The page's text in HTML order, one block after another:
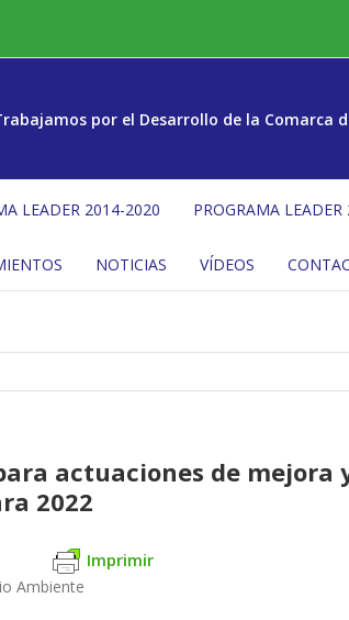
por el Desarrollo de la Comarca
LEADER 2014-2020 PROGRAMA
NOTICIAS VÍDEOS
actuaciones de
2022
Imprimir
Ambiente